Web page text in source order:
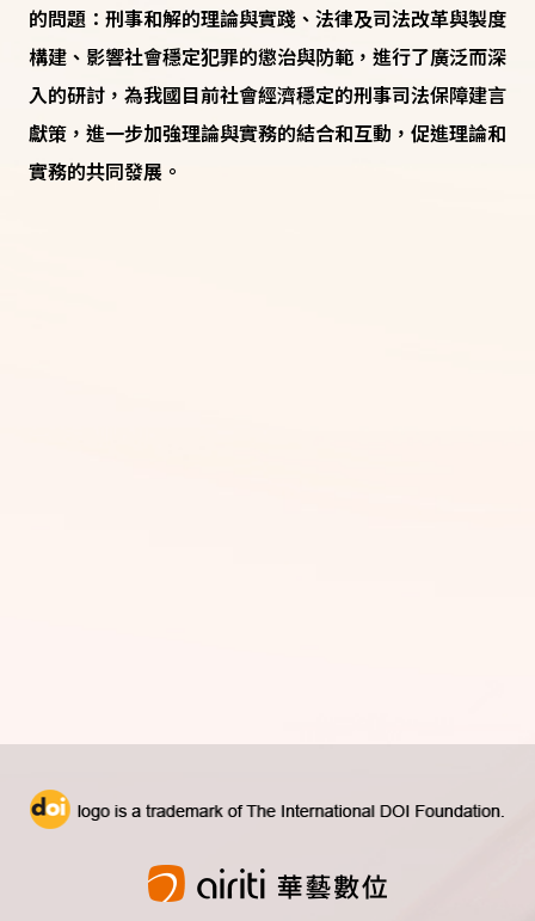
的問題：刑事和解的理論與實踐、法律及司法改革與製度
構建、影響社會穩定犯罪的懲治與防範，進行了廣泛而深
入的研討，為我國目前社會經濟穩定的刑事司法保障建言
獻策，進一步加強理論與實務的結合和互動，促進理論和
實務的共同發展。